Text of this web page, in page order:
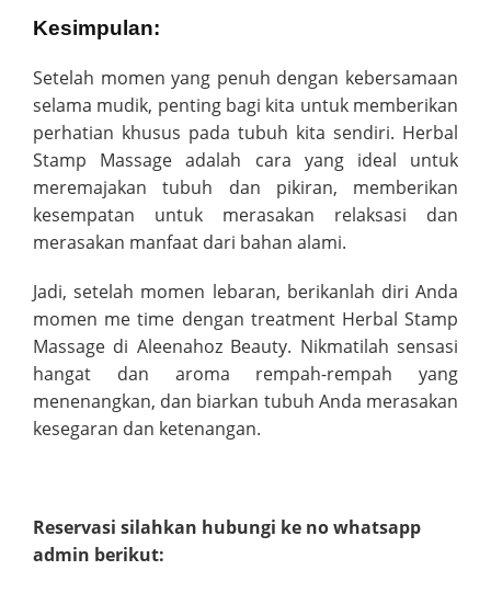
Kesimpulan:
Setelah momen yang penuh dengan kebersamaan
selama mudik, penting bagi kita untuk memberikan
perhatian khusus pada tubuh kita sendiri. Herbal
Stamp Massage adalah cara yang ideal untuk
meremajakan tubuh dan pikiran, memberikan
kesempatan untuk merasakan relaksasi dan
merasakan manfaat dari bahan alami.
Jadi, setelah momen lebaran, berikanlah diri Anda
momen me time dengan treatment Herbal Stamp
Massage di Aleenahoz Beauty. Nikmatilah sensasi
hangat dan aroma rempah-rempah yang
menenangkan, dan biarkan tubuh Anda merasakan
kesegaran dan ketenangan.
Reservasi silahkan hubungi ke no whatsapp
admin berikut: